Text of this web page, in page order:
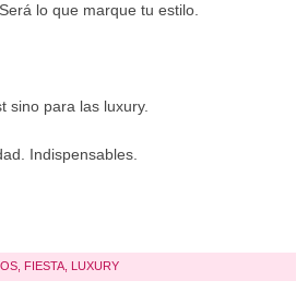
lo que marque tu estilo.
sino para las luxury.
Indispensables.
FIESTA LUXURY